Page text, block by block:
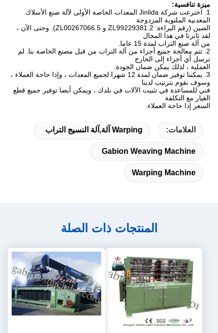
ميزة تنافسية:
1. اخترعت شركة Jinlida المعدات الخاصة الأولى لآلة صنع الأسلاك
المعدنية الملتوية المزدوجة
الصين (رقم البراءة: ZL99229381.2 و ZL00267066.5).
وحتى الآن ،
لقد ثابرنا في هذا المجال
من آلة صنع التراب لمدة 15 عاما.
لم
ترسل أي أجزاء إلى الخارج
العملية ، لذلك يمكن ضمان الجودة.
3. يمكننا توفير ضمان لمدة 12 شهرا لجميع المعدات ، وإذا حاجة العملاء ،
وسوف نقوم بترتيب لدينا
فني للمساعدة في تثبيت الآلات في بلدك ، ويمكن أيضا توفير جميع قطع
الغيار مع التكلفة
السعر إذا حاجة العملاء.
العلامات: Warping آلة,آلة النسيج التراب
Gabion Weaving Machine
Warping Machine
المنتجات ذات الصلة